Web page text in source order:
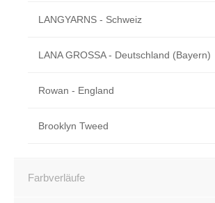
LANGYARNS - Schweiz
LANA GROSSA - Deutschland (Bayern)
Rowan - England
Brooklyn Tweed
Farbverläufe